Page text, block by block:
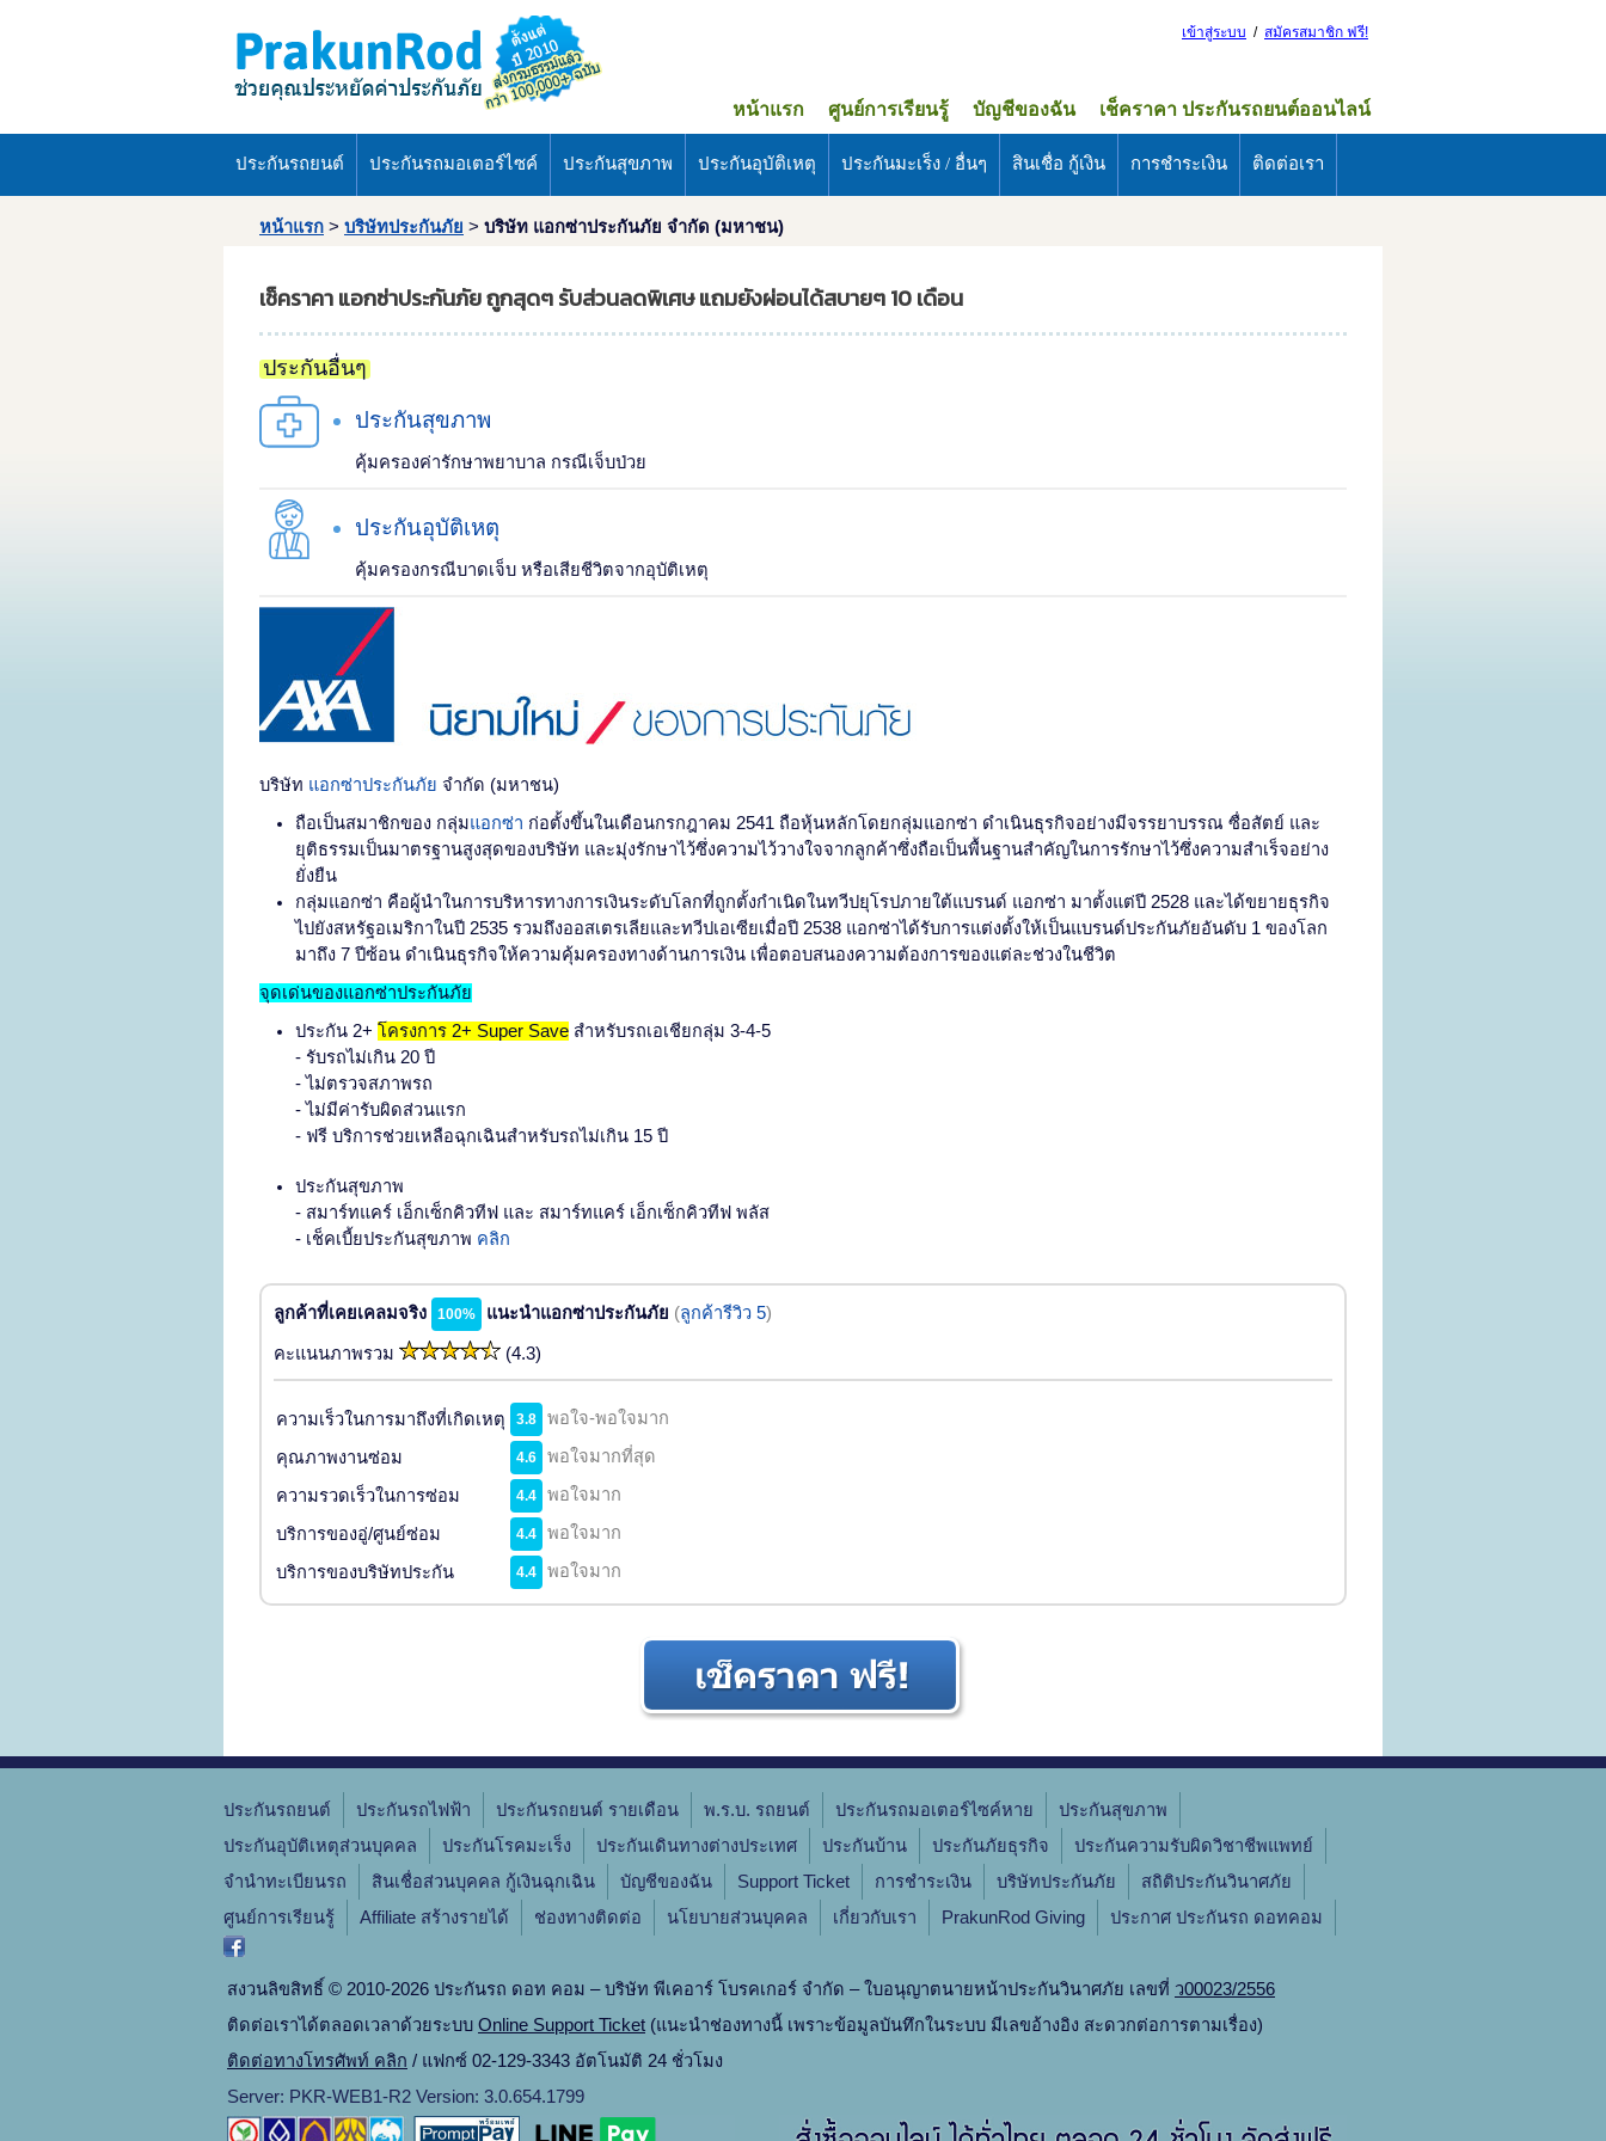
เข้าสู่ระบบ / สมัครสมาชิก ฟรี!
เช็คราคา ประกันรถยนต์ออนไลน์
บัญชีของฉัน
ศูนย์การเรียนรู้
หน้าแรก
ประกันรถยนต์ ประกันรถมอเตอร์ไซค์ ประกันสุขภาพ ประกันอุบัติเหตุ ประกันมะเร็ง / อื่นๆ สินเชื่อ กู้เงิน การชำระเงิน ติดต่อเรา
หน้าแรก > บริษัทประกันภัย > บริษัท แอกซ่าประกันภัย จำกัด (มหาชน)
เช็คราคา แอกซ่าประกันภัย ถูกสุดๆ รับส่วนลดพิเศษ แถมยังผ่อนได้สบายๆ 10 เดือน
ประกันอื่นๆ
ประกันสุขภาพ
คุ้มครองค่ารักษาพยาบาล กรณีเจ็บป่วย
ประกันอุบัติเหตุ
คุ้มครองกรณีบาดเจ็บ หรือเสียชีวิตจากอุบัติเหตุ
บริษัท แอกซ่าประกันภัย จำกัด (มหาชน)
ถือเป็นสมาชิกของ กลุ่มแอกซ่า ก่อตั้งขึ้นในเดือนกรกฎาคม 2541 ถือหุ้นหลักโดยกลุ่มแอกซ่า ดำเนินธุรกิจอย่างมีจรรยาบรรณ ซื่อสัตย์ และ
ยุติธรรมเป็นมาตรฐานสูงสุดของบริษัท และมุ่งรักษาไว้ซึ่งความไว้วางใจจากลูกค้าซึ่งถือเป็นพื้นฐานสำคัญในการรักษาไว้ซึ่งความสำเร็จอย่าง
ยั่งยืน
กลุ่มแอกซ่า คือผู้นำในการบริหารทางการเงินระดับโลกที่ถูกตั้งกำเนิดในทวีปยุโรปภายใต้แบรนด์ แอกซ่า มาตั้งแต่ปี 2528 และได้ขยายธุรกิจ
ไปยังสหรัฐอเมริกาในปี 2535 รวมถึงออสเตรเลียและทวีปเอเซียเมื่อปี 2538 แอกซ่าได้รับการแต่งตั้งให้เป็นแบรนด์ประกันภัยอันดับ 1 ของโลก
มาถึง 7 ปีซ้อน ดำเนินธุรกิจให้ความคุ้มครองทางด้านการเงิน เพื่อตอบสนองความต้องการของแต่ละช่วงในชีวิต
จุดเด่นของแอกซ่าประกันภัย
ประกัน 2+ โครงการ 2+ Super Save สำหรับรถเอเชียกลุ่ม 3-4-5
- รับรถไม่เกิน 20 ปี
- ไม่ตรวจสภาพรถ
- ไม่มีค่ารับผิดส่วนแรก
- ฟรี บริการช่วยเหลือฉุกเฉินสำหรับรถไม่เกิน 15 ปี
ประกันสุขภาพ
- สมาร์ทแคร์ เอ็กเซ็กคิวทีฟ และ สมาร์ทแคร์ เอ็กเซ็กคิวทีฟ พลัส
- เช็คเบี้ยประกันสุขภาพ คลิก
ลูกค้าที่เคยเคลมจริง 100% แนะนำแอกซ่าประกันภัย (ลูกค้ารีวิว 5)
คะแนนภาพรวม (4.3)
ความเร็วในการมาถึงที่เกิดเหตุ 3.8 พอใจ-พอใจมาก
คุณภาพงานซ่อม 4.6 พอใจมากที่สุด
ความรวดเร็วในการซ่อม 4.4 พอใจมาก
บริการของอู่/ศูนย์ซ่อม 4.4 พอใจมาก
บริการของบริษัทประกัน 4.4 พอใจมาก
ประกันรถยนต์ ประกันรถไฟฟ้า ประกันรถยนต์ รายเดือน พ.ร.บ. รถยนต์ ประกันรถมอเตอร์ไซค์หาย
ประกันสุขภาพ
ประกันอุบัติเหตุส่วนบุคคล
ประกันโรคมะเร็ง ประกันเดินทางต่างประเทศ ประกันบ้าน ประกันภัยธุรกิจ
ประกันความรับผิดวิชาชีพแพทย์
จํานําทะเบียนรถ
สินเชื่อส่วนบุคคล กู้เงินฉุกเฉิน บัญชีของฉัน Support Ticket การชำระเงิน บริษัทประกันภัย
สถิติประกันวินาศภัย
ศูนย์การเรียนรู้
Affiliate สร้างรายได้ ช่องทางติดต่อ นโยบายส่วนบุคคล เกี่ยวกับเรา PrakunRod Giving ประกาศ ประกันรถ ดอทคอม
สงวนลิขสิทธิ์ © 2010-2026 ประกันรถ ดอท คอม – บริษัท พีเคอาร์ โบรคเกอร์ จำกัด – ใบอนุญาตนายหน้าประกันวินาศภัย เลขที่ ว00023/2556
ติดต่อเราได้ตลอดเวลาด้วยระบบ Online Support Ticket (แนะนำช่องทางนี้ เพราะข้อมูลบันทึกในระบบ มีเลขอ้างอิง สะดวกต่อการตามเรื่อง)
ติดต่อทางโทรศัพท์ คลิก / แฟกซ์ 02-129-3343 อัตโนมัติ 24 ชั่วโมง
Server: PKR-WEB1-R2 Version: 3.0.654.1799